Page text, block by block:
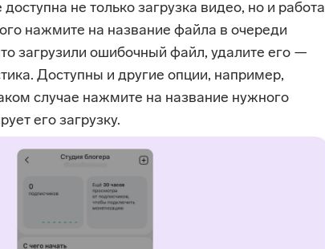
не только загрузка видео, но и работа
нажмите на название файла в очереди
загрузили ошибочный файл, удалите его —
Доступны и другие опции, например,
случае нажмите на название нужного
его загрузку.